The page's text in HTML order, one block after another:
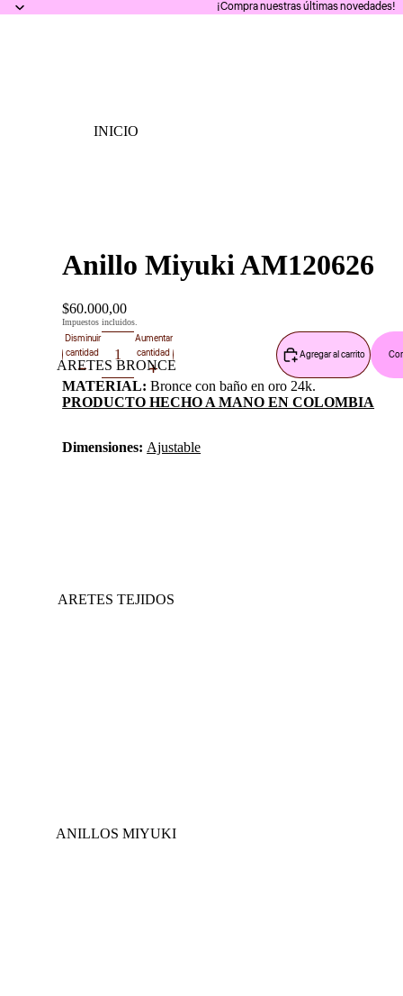
¡Compra nuestras últimas novedades!
INICIO
ARETES BRONCE
ARETES TEJIDOS
ANILLOS MIYUKI
Anillo Miyuki AM120626
$60.000,00
Impuestos incluidos.
Disminuir
cantidad
Aumentar
cantidad
Agregar al carrito
MATERIAL:Bronce con baño en oro 24k.
PRODUCTO HECHO A MANO EN COLOMBIA
Dimensiones:Ajustable